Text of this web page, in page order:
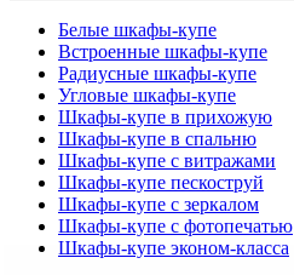
Белые шкафы-купе
Встроенные шкафы-купе
Радиусные шкафы-купе
Угловые шкафы-купе
Шкафы-купе в прихожую
Шкафы-купе в спальню
Шкафы-купе с витражами
Шкафы-купе пескоструй
Шкафы-купе с зеркалом
Шкафы-купе с фотопечатью
Шкафы-купе эконом-класса